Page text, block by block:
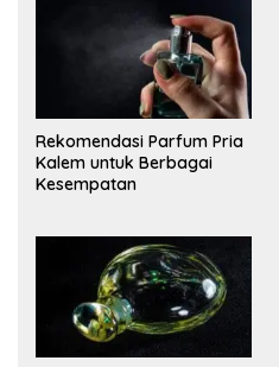
Rekomendasi Parfum Pria
Kalem untuk Berbagai
Kesempatan